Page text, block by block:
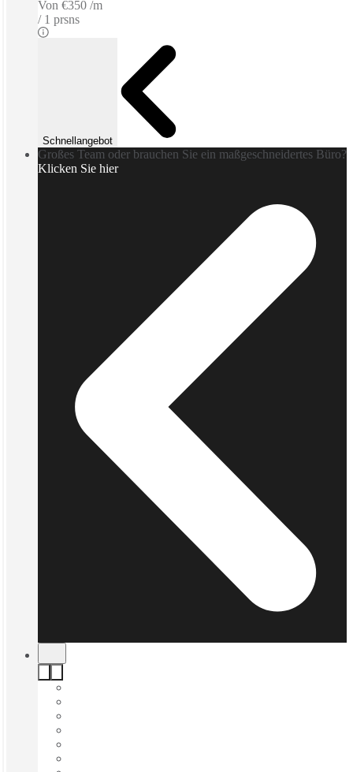
Von €350 /m
1 prsns
Schnellangebot
Großes Team oder brauchen Sie ein maßgeschneidertes Büro?
Klicken Sie hier